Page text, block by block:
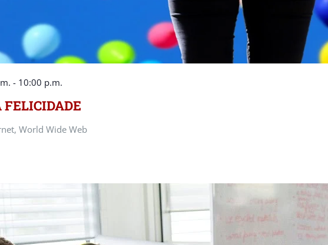
- 10:00 p.m.
World Wide Web